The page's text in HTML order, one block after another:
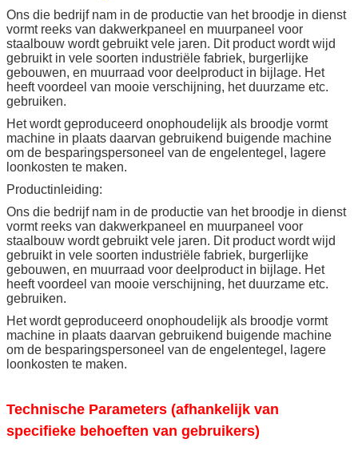
Ons die bedrijf nam in de productie van het broodje in dienst
vormt reeks van dakwerkpaneel en muurpaneel voor
staalbouw wordt gebruikt vele jaren. Dit product wordt wijd
gebruikt in vele soorten industriële fabriek, burgerlijke
gebouwen, en muurraad voor deelproduct in bijlage. Het
heeft voordeel van mooie verschijning, het duurzame etc.
gebruiken.
Het wordt geproduceerd onophoudelijk als broodje vormt
machine in plaats daarvan gebruikend buigende machine
om de besparingspersoneel van de engelentegel, lagere
loonkosten te maken.
Productinleiding:
Ons die bedrijf nam in de productie van het broodje in dienst
vormt reeks van dakwerkpaneel en muurpaneel voor
staalbouw wordt gebruikt vele jaren. Dit product wordt wijd
gebruikt in vele soorten industriële fabriek, burgerlijke
gebouwen, en muurraad voor deelproduct in bijlage. Het
heeft voordeel van mooie verschijning, het duurzame etc.
gebruiken.
Het wordt geproduceerd onophoudelijk als broodje vormt
machine in plaats daarvan gebruikend buigende machine
om de besparingspersoneel van de engelentegel, lagere
loonkosten te maken.
Technische Parameters (afhankelijk van
specifieke behoeften van gebruikers)